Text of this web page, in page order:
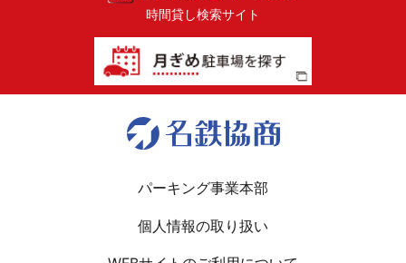
時間貸し検索サイト
パーキング事業本部
個人情報の取り扱い